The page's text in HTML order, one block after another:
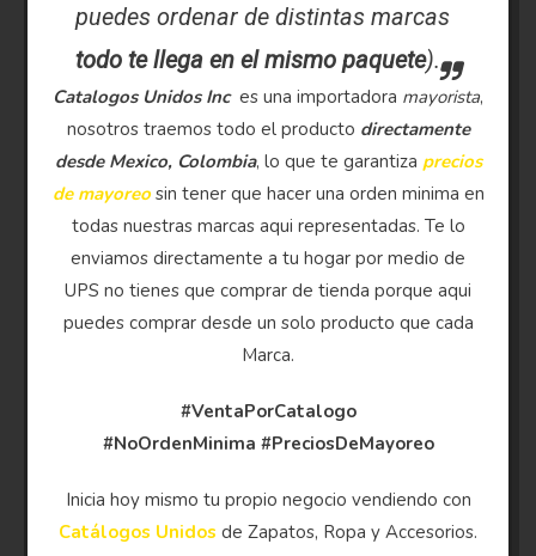
puedes ordenar de distintas marcas
todo te llega en el mismo paquete).
Catalogos Unidos Inc es una importadora mayorista,
nosotros traemos todo el producto directamente
desde Mexico, Colombia, lo que te garantiza precios
de mayoreosin tener que hacer una orden minima en
todas nuestras marcas aqui representadas. Te lo
enviamos directamente a tu hogar por medio de
UPS no tienes que comprar de tienda porque aqui
puedes comprar desde un solo producto que cada
Marca.
#VentaPorCatalogo
#NoOrdenMinima #PreciosDeMayoreo
Inicia hoy mismo tu propio negocio vendiendo con
Catálogos Unidos de Zapatos, Ropa y Accesorios.